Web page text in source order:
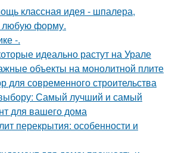
классная идея - шпалера,
любую форму.
-.
идеально растут на Урале
объекты на монолитной плите
современного строительства
Самый лучший и самый
для вашего дома
перекрытия: особенности и